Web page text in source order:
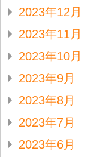
2023年12月
2023年11月
2023年10月
2023年9月
2023年8月
2023年7月
2023年6月